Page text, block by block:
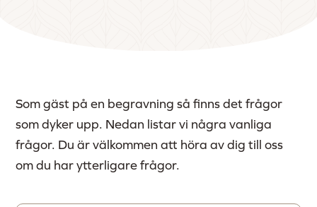
Som gäst på en begravning så finns det frågor
som dyker upp. Nedan listar vi några vanliga
frågor. Du är välkommen att höra av dig till oss
om du har ytterligare frågor.